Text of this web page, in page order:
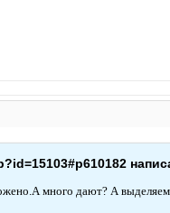
много дают? А